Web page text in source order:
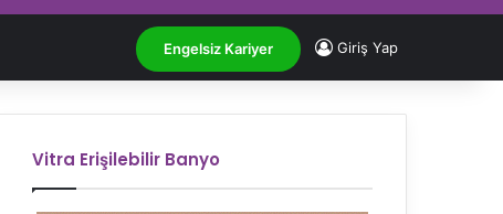
Engelsiz Kariyer Giriş Yap
Vitra Erişilebilir Banyo